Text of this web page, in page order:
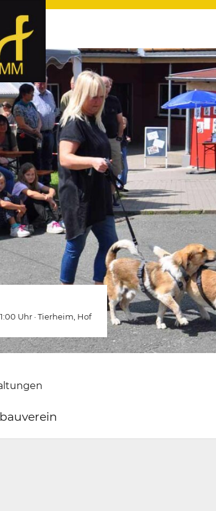
– dasfür Hof und Hochfranken. Täglich
Uhr ·Tierheim , Hof